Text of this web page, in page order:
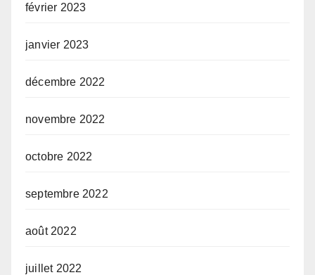
février 2023
janvier 2023
décembre 2022
novembre 2022
octobre 2022
septembre 2022
août 2022
juillet 2022